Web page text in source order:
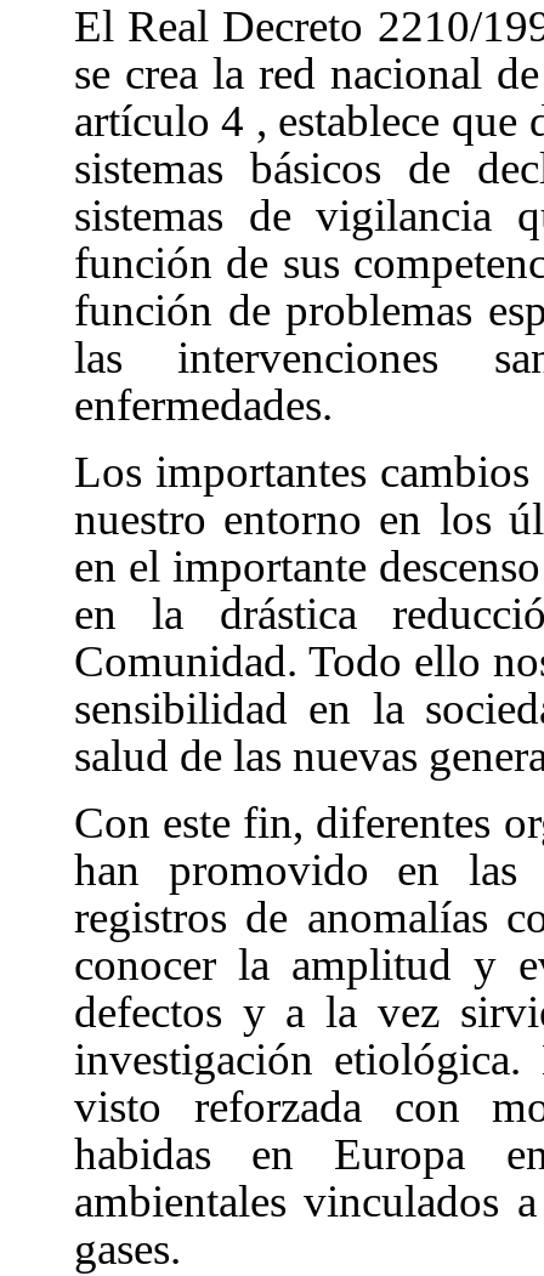
El Real Decreto 2210/
se crea la red nacional
artículo 4 , establece
sistemas básicos de
sistemas de vigilancia
función de sus
función de problemas
las intervenciones
enfermedades.
Los importantes
nuestro entorno en los
en el importante
en la drástica
Comunidad. Todo ello
sensibilidad en la
salud de las nuevas
Con este fin, diferentes
han promovido en las
registros de anomalías
conocer la amplitud y
defectos y a la vez
investigación
visto reforzada con
habidas en Europa
ambientales vinculados
gases.